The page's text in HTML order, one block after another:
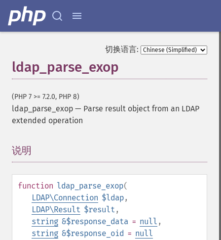
切换语言:
ldap_parse_exop
(PHP 7 >= 7.2.0, PHP 8)
ldap_parse_exop — Parse result object from an LDAP
extended operation
说明
function ldap_parse_exop(
LDAP\Connection $ldap,
LDAP\Result $result ,
string &$response_data = null ,
string &$response_oid = null